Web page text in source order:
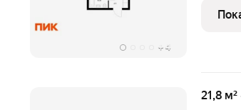
+ 4
проект в
21,8